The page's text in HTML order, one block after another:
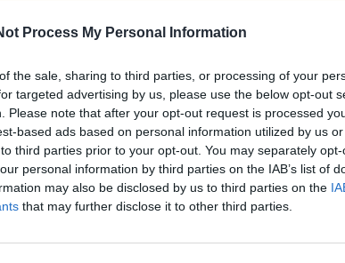
Process My Personal Information
the sale, sharing to third parties, or processing of your
targeted advertising by us, please use the below opt-out
Please note that after your opt-out request is processed
based ads based on personal information utilized by us
third parties prior to your opt-out. You may separately
personal information by third parties on the IAB’s list of
may also be disclosed by us to third parties on the
that may further disclose it to other third parties.
Gågate
gågate